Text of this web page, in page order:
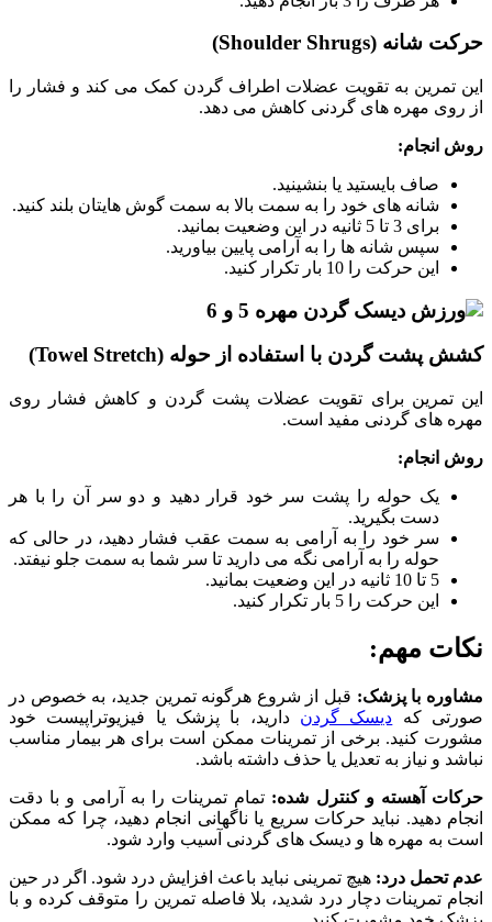
حرکت شانه (Shoulder Shrugs)
این تمرین به تقویت عضلات اطراف گردن کمک می ‌کند و فشار را
از روی مهره ‌های گردنی کاهش می ‌دهد.
روش انجام:
صاف بایستید یا بنشینید.
شانه‌ های خود را به سمت بالا به سمت گوش ‌هایتان بلند کنید.
برای 3 تا 5 ثانیه در این وضعیت بمانید.
سپس شانه‌ ها را به آرامی پایین بیاورید.
این حرکت را 10 بار تکرار کنید.
کشش پشت گردن با استفاده از حوله (Towel Stretch)
این تمرین برای تقویت عضلات پشت گردن و کاهش فشار روی
مهره‌ های گردنی مفید است.
روش انجام:
یک حوله را پشت سر خود قرار دهید و دو سر آن را با هر
دست بگیرید.
سر خود را به آرامی به سمت عقب فشار دهید، در حالی که
حوله را به آرامی نگه می‌ دارید تا سر شما به سمت جلو نیفتد.
5 تا 10 ثانیه در این وضعیت بمانید.
این حرکت را 5 بار تکرار کنید.
نکات مهم:
مشاوره با پزشک: قبل از شروع هرگونه تمرین جدید، به خصوص در
صورتی که دیسک گردن دارید، با پزشک یا فیزیوتراپیست خود
مشورت کنید. برخی از تمرینات ممکن است برای هر بیمار مناسب
نباشد و نیاز به تعدیل یا حذف داشته باشد.
حرکات آهسته و کنترل‌ شده: تمام تمرینات را به آرامی و با دقت
انجام دهید. نباید حرکات سریع یا ناگهانی انجام دهید، چرا که ممکن
است به مهره‌ ها و دیسک ‌های گردنی آسیب وارد شود.
عدم تحمل درد: هیچ تمرینی نباید باعث افزایش درد شود. اگر در حین
انجام تمرینات دچار درد شدید، بلا فاصله تمرین را متوقف کرده و با